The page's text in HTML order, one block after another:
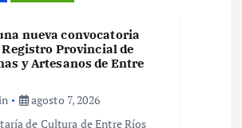
nueva convocatoria
Provincial de
y Artesanos de Entre
agosto 7, 2026
de Cultura de Entre Ríos